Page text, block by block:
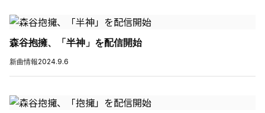
森谷抱擁、「半神」を配信開始
新曲情報2024.9.6